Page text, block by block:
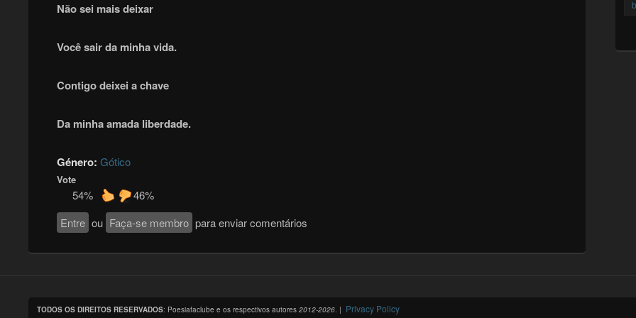
Não sei mais deixar
Você sair da minha vida.
Contigo deixei a chave
Da minha amada liberdade.
Género: Gótico
Vote
54%
46%
Entre ou Faça-se membro para enviar comentários
TODOS OS DIREITOS RESERVADOS: Poesiafaclube e os respectivos autores2012-2026 . | Privacy Policy